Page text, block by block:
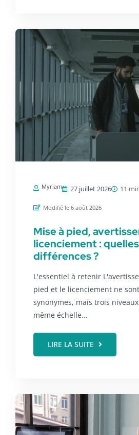
Myriam 27 juillet 2026 11
Modifié le 6 août 2026
Mise à pied,
licenciement : quelles
différences ?
L'essentiel à retenir
pied et le licenciement ne
synonymes, mais trois
même échelle...
LIRE LA SUITE